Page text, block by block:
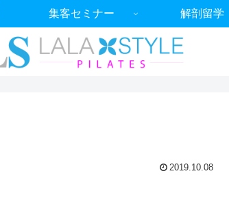
集客セミナー 解剖留学
2019.10.08